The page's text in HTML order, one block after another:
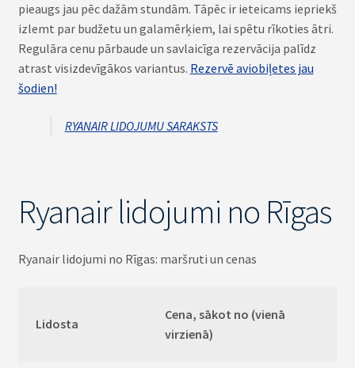
pieaugs jau pēc dažām stundām. Tāpēc ir ieteicams iepriekš
izlemt par budžetu un galamērķiem, lai spētu rīkoties ātri.
Regulāra cenu pārbaude un savlaicīga rezervācija palīdz
atrast visizdevīgākos variantus. Rezervē aviobiļetes jau
šodien!
RYANAIR LIDOJUMU SARAKSTS
Ryanair lidojumi no Rīgas
Ryanair lidojumi no Rīgas: maršruti un cenas
Lidosta
Cena, sākot no (vienā
virzienā)